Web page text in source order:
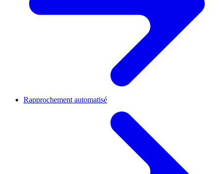
Rapprochement automatisé